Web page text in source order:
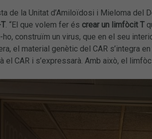
de la Unitat d’Amiloïdosi i Mieloma del
. “El que volem fer és crear un limfòcit T
construïm un virus, que en el seu
el material genètic del CAR
el CAR i s’expressarà. Amb això, el